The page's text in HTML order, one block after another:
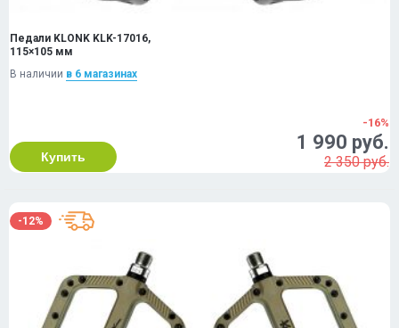
Педали KLONK KLK-17016,
115×105 мм
В наличии в 6 магазинах
Купить
-16%
1 990 руб.
2 350 руб.
-12%